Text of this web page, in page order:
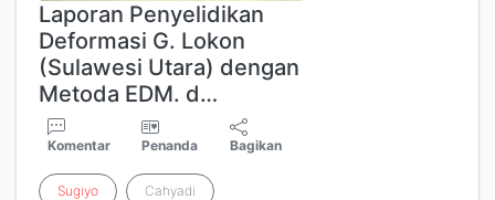
Laporan Penyelidikan
Deformasi G. Lokon
(Sulawesi Utara) dengan
Metoda EDM. d…
Komentar Penanda Bagikan
Sugiyo Cahyadi